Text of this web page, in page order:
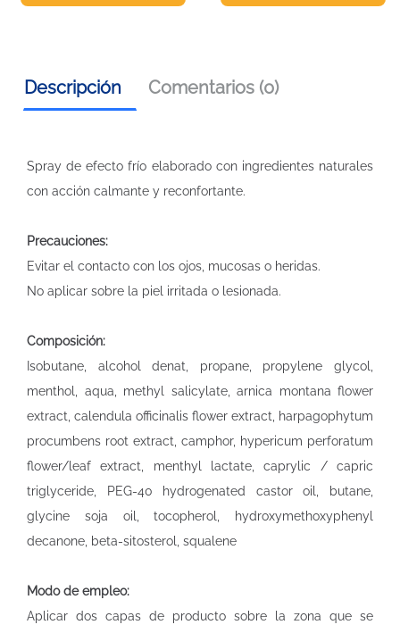
Descripción Comentarios (0)
Spray de efecto frío elaborado con ingredientes naturales
con acción calmante y reconfortante.
Precauciones:
Evitar el contacto con los ojos, mucosas o heridas.
No aplicar sobre la piel irritada o lesionada.
Composición:
Isobutane, alcohol denat, propane, propylene glycol,
menthol, aqua, methyl salicylate, arnica montana flower
extract, calendula officinalis flower extract, harpagophytum
procumbens root extract, camphor, hypericum perforatum
flower/leaf extract, menthyl lactate, caprylic / capric
triglyceride, PEG-40 hydrogenated castor oil, butane,
glycine soja oil, tocopherol, hydroxymethoxyphenyl
decanone, beta-sitosterol, squalene
Modo de empleo:
Aplicar dos capas de producto sobre la zona que se